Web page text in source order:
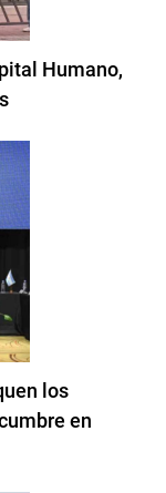
Humano,
los
en